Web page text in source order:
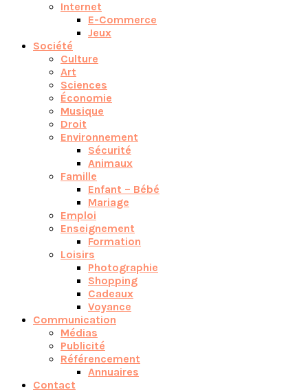
Internet
E-Commerce
Jeux
Société
Culture
Art
Sciences
Économie
Musique
Droit
Environnement
Sécurité
Animaux
Famille
Enfant – Bébé
Mariage
Emploi
Enseignement
Formation
Loisirs
Photographie
Shopping
Cadeaux
Voyance
Communication
Médias
Publicité
Référencement
Annuaires
Contact